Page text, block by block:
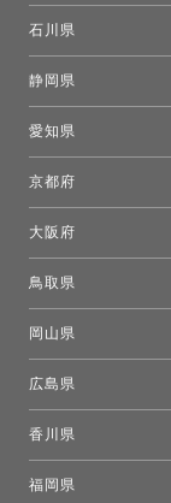
モーイ東京
キーブー東京
FLOS｜フロスデ
石川県
静岡県
愛知県
京都府
大阪府
鳥取県
岡山県
広島県
香川県
福岡県